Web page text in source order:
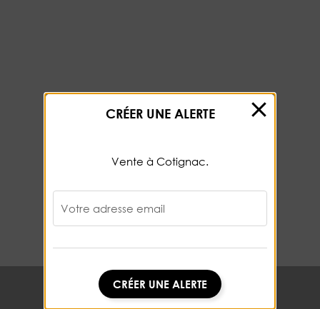
CRÉER UNE ALERTE
CRÉER UNE ALERTE
Vente à Cotignac.
Votre adresse email
CRÉER UNE ALERTE